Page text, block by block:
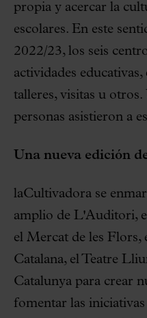
propia y acercar la
escolares. En este
2022/23, los seis
actividades
talleres, visitas u
personas asistieron a
Una nueva edición
laCultivadora se
amplio de L'Auditori,
el Mercat de les Flors,
Catalana, el Teatre
Catalunya para crear
fomentar las